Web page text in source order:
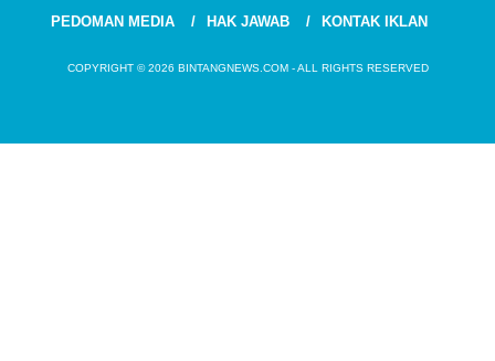
PEDOMAN MEDIA
HAK JAWAB KONTAK IKLAN
COPYRIGHT © 2026 BINTANGNEWS.COM - ALL RIGHTS RESERVED